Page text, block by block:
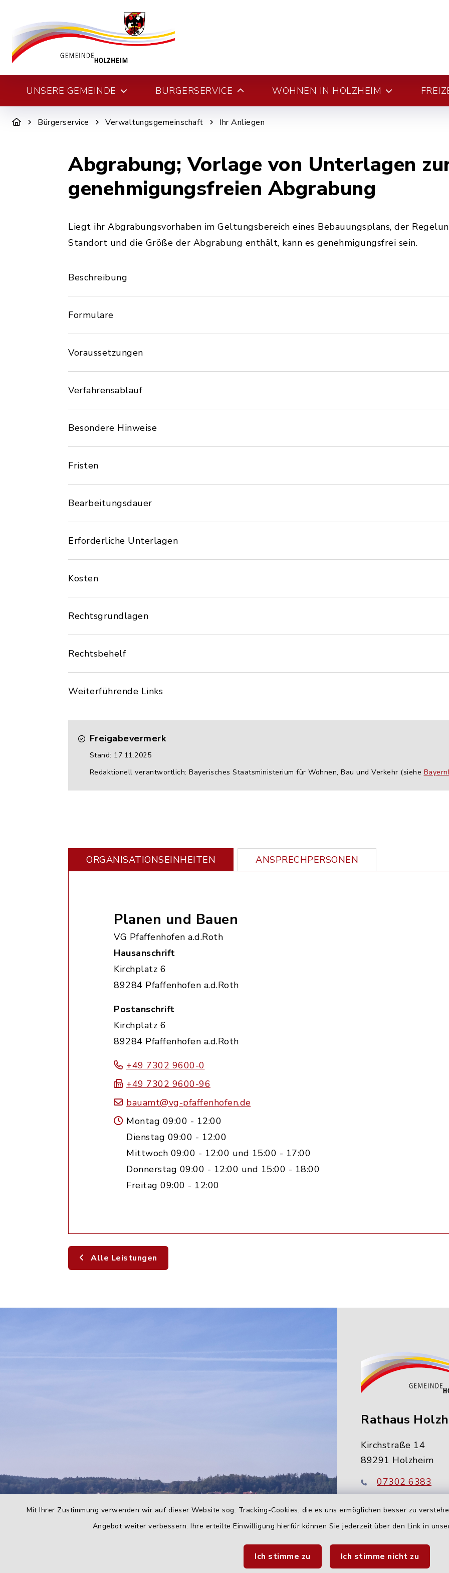
Mit Ihrer Zustimmung verwenden wir auf dieser Website sog. Tracking-Cookies, die es uns ermöglichen besser zu
Angebot weiter verbessern. Ihre erteilte Einwilligung hierfür können Sie jederzeit über den Link in
Ich stimme zu Ich stimme nicht zu
UNSERE GEMEINDE BÜRGERSERVICE WOHNEN IN HOLZHEIM
Bürgerservice Verwaltungsgemeinschaft Ihr Anliegen
Abgrabung; Vorlage von Unterlagen
genehmigungsfreien Abgrabung
Liegt ihr Abgrabungsvorhaben im Geltungsbereich eines Bebauungsplans, der
Standort und die Größe der Abgrabung enthält, kann es genehmigungsfrei sein.
Beschreibung
Formulare
Voraussetzungen
Verfahrensablauf
Besondere Hinweise
Fristen
Bearbeitungsdauer
Erforderliche Unterlagen
Kosten
Rechtsgrundlagen
Rechtsbehelf
Weiterführende Links
Freigabevermerk
Stand: 17.11.2025
Redaktionell verantwortlich: Bayerisches Staatsministerium für Wohnen, Bau und Verkehr (siehe
ORGANISATIONS­EINHEITEN ANSPRECHPERSONEN
Planen und Bauen
VG Pfaffenhofen a.d.Roth
Hausanschrift
Kirchplatz 6
89284 Pfaffenhofen a.d.Roth
Postanschrift
Kirchplatz 6
89284 Pfaffenhofen a.d.Roth
+49 7302 9600-0
+49 7302 9600-96
bauamt@vg-pfaffenhofen.de
Montag 09:00 - 12:00
Dienstag 09:00 - 12:00
Mittwoch 09:00 - 12:00 und 15:00 - 17:00
Donnerstag 09:00 - 12:00 und 15:00 - 18:00
Freitag 09:00 - 12:00
Alle Leistungen
Rathaus
Kirchstraße 14
89291 Holzheim
07302 6383
info@holzheim-